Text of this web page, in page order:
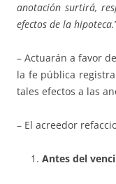
anotación surtirá,
efectos de la hipoteca.
– Actuarán a favor
la fe pública
tales efectos a las
– El acreedor
Antes del